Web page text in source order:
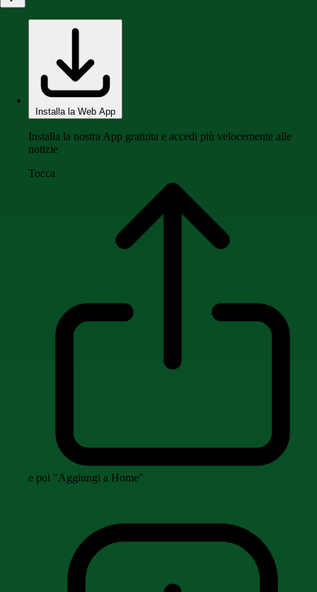
Installa la Web App
Installa la nostra App gratuita e accedi più velocemente alle
notizie
Tocca
e poi "Aggiungi a Home"